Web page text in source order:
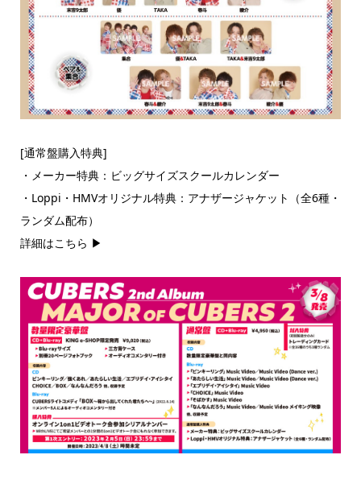
[通常盤購入特典]
・メーカー特典：ビッグサイズスクールカレンダー
・Loppi・HMVオリジナル特典：アナザージャケット（全6種・
ランダム配布）
詳細はこちら ▶